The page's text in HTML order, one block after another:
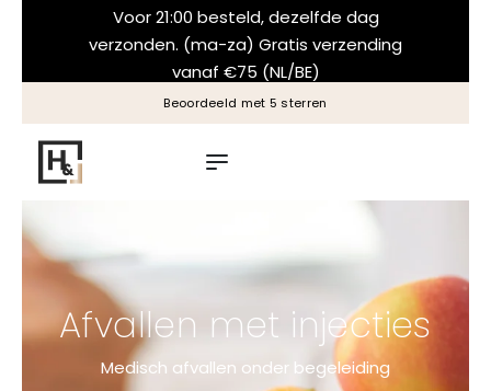
Voor 21:00 besteld, dezelfde dag
verzonden. (ma-za) Gratis verzending
vanaf €75 (NL/BE)
Beoordeeld met 5 sterren
Afvallen met injecties
Medisch afvallen onder begeleiding